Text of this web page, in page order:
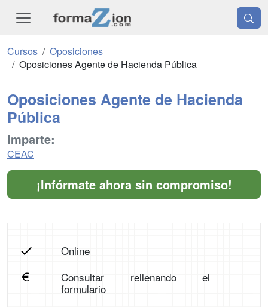
Cursos
Oposiciones
Oposiciones Agente de Hacienda Pública
Oposiciones Agente de Hacienda
Pública
Imparte:
CEAC
¡Infórmate ahora sin compromiso!
Online
Consultar rellenando el
formulario